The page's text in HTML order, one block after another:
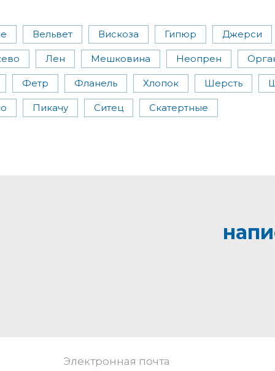
Вельвет Вискоза Гипюр Джерси
Лен Мешковина Неопрен
Фетр Фланель Хлопок Шерсть
Пикачу Ситец Скатертные